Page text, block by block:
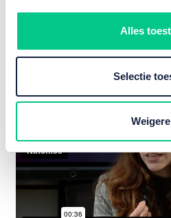
Alles
Selectie
Of je nu een standaard
een creatieve
en Meetingboard PRO kies je